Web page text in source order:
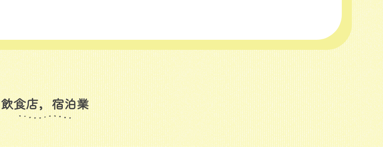
飲食店，宿泊業